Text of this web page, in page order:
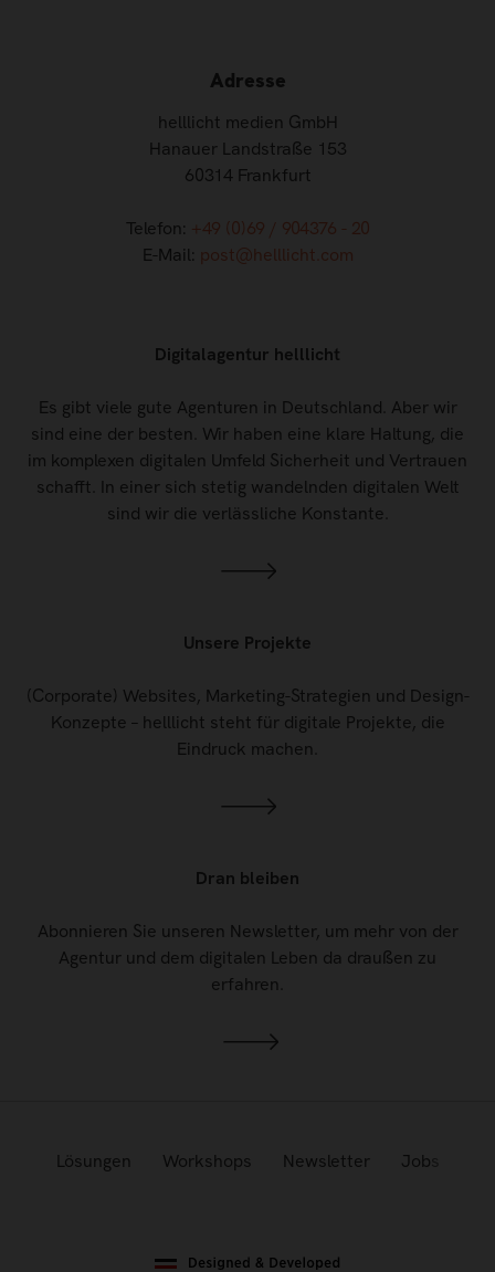
Adresse
helllicht medien GmbH
Hanauer Landstraße 153
60314 Frankfurt
Telefon: +49 (0)69 / 904376 - 20
E-Mail: post@helllicht.com
Digitalagentur helllicht
Es gibt viele gute Agenturen in Deutschland. Aber wir
sind eine der besten. Wir haben eine klare Haltung, die
im komplexen digitalen Umfeld Sicherheit und Vertrauen
schafft. In einer sich stetig wandelnden digitalen Welt
sind wir die verlässliche Konstante.
Unsere Projekte
(Corporate) Websites, Marketing-Strategien und Design-
Konzepte – helllicht steht für digitale Projekte, die
Eindruck machen.
Dran bleiben
Abonnieren Sie unseren Newsletter, um mehr von der
Agentur und dem digitalen Leben da draußen zu
erfahren.
Lösungen Workshops Newsletter Jobs